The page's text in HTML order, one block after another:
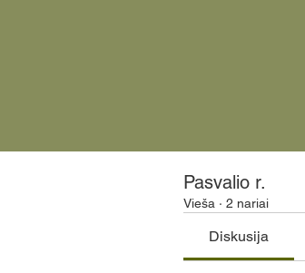
Pasvalio r.
Vieša · 2 nariai
Diskusija